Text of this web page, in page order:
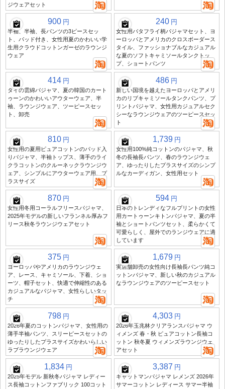
ジウェアセット
900 円
半袖、半袖、長パンツの3ピースセッ
ト、パッド付き、女性用夏のかわいい学
生用クラウドコットンガーゼのラウンジ
ウェア
240 円
女性用バタフライ柄パジャマセット、ヨ
ーロッパとアメリカのクロスボーダース
タイル、ファッショナブルなカジュアル
な夏のソフトキャミソールタンクトッ
プ、ショートパンツ
414 円
タイの雲綿パジャマ、夏の韓国のカート
ゥーンのかわいいアウターウェア、半
袖、ラウンジウェア、ツーピースセッ
ト、卸売
486 円
新しい国境を越えたヨーロッパとアメリ
カのリブキャミソールタンクパンツ、プ
リントパジャマ、女性用カジュアルセク
シーなラウンジウェアのツーピースセッ
ト
810 円
女性用の夏用ピュアコットンのパッド入
りパジャマ、半袖トップス、薄手のライ
クラコットンのクルーネックラウンジウ
ェア、シンプルにアウターウェア用、プ
ラスサイズ
1,739 円
女性用100%純コットンのパジャマ、秋
冬の長袖長パンツ、春のラウンジウェ
ア、ゆったりしたプラスサイズのシンプ
ルなカーディガン、女性用セット
870 円
女性用冬用コーラルフリースパジャマ、
2025年モデルの新しいフランネル厚みフ
リース秋冬ラウンジウェアセット
594 円
日本のトレンディなフルプリントの女性
用カートゥーンキトンパジャマ、夏の半
袖とショートパンツセット、柔らかくて
可愛らしく、屋外でのランジウェアに適
しています
375 円
ヨーロッパやアメリカのラウンジウェ
ア、レース、キャミソール、下着、ショ
ーツ、帽子セット、快適で伸縮性のある
カジュアルなパジャマ、女性らしいタッ
チ
1,679 円
実店舗卸売の女性向け長袖長パンツ純コ
ットンパジャマ、新しい秋のカジュアル
なラウンジウェアのツーピースセット
798 円
2026年夏のコットンパジャマ、女性用の
薄手半袖パンツ、スリーピースセットの
ゆったりしたプラスサイズかわいらしい
ラブラウンジウェア
4,303 円
2026年玉兆林クリアランスパジャマ ウ
ィメンズ 春・秋 ピュアコットン長袖コ
ットン 秋冬夏 ウィメンズラウンジウェ
アセット
1,834 円
2025年モデル 新秋冬パジャマ レディー
ス長袖コットンファブリック 100コット
3,387 円
キャットマンパジャマ レメンズ 2026年
サマーコットン レディース サマー半袖